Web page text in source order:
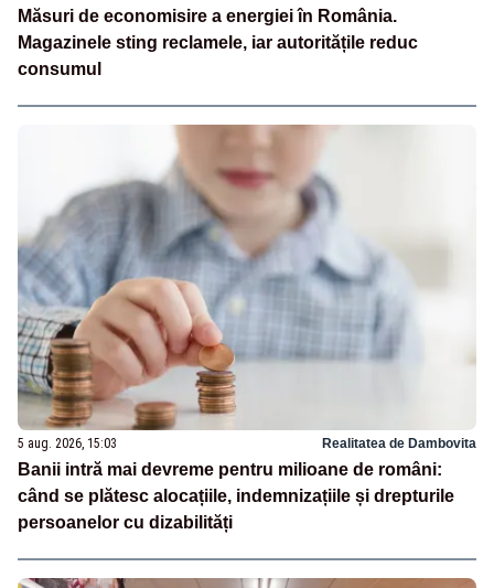
Măsuri de economisire a energiei în România.
Magazinele sting reclamele, iar autoritățile reduc
consumul
5 aug. 2026, 15:03 Realitatea de Dambovita
Banii intră mai devreme pentru milioane de români:
când se plătesc alocațiile, indemnizațiile și drepturile
persoanelor cu dizabilități